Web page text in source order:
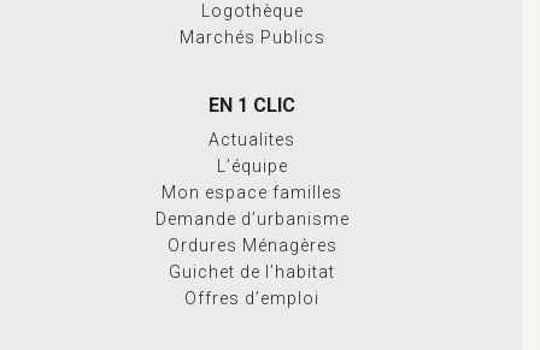
Logothèque
Marchés Publics
EN 1 CLIC
Actualites
L’équipe
Mon espace familles
Demande d’urbanisme
Ordures Ménagères
Guichet de l’habitat
Offres d’emploi